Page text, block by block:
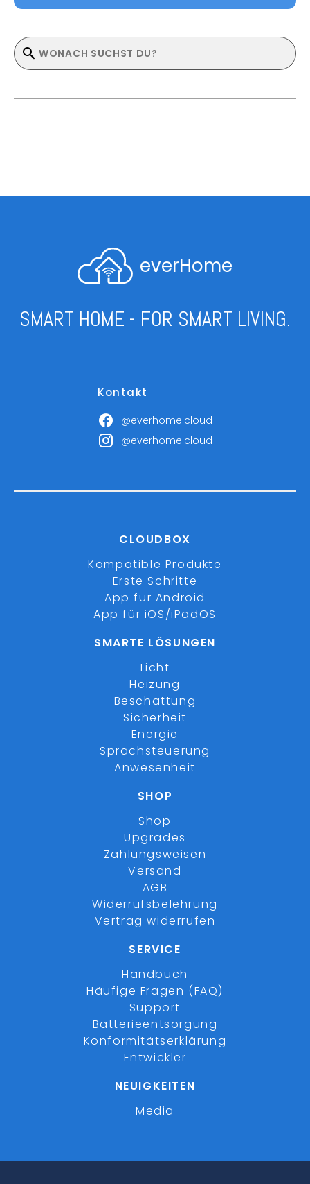
everHome
SMART HOME - FOR SMART LIVING.
Kontakt
@everhome.cloud
@everhome.cloud
CLOUDBOX
Kompatible Produkte
Erste Schritte
App für Android
App für iOS/iPadOS
SMARTE LÖSUNGEN
Licht
Heizung
Beschattung
Sicherheit
Energie
Sprachsteuerung
Anwesenheit
SHOP
Shop
Upgrades
Zahlungsweisen
Versand
AGB
Widerrufsbelehrung
Vertrag widerrufen
SERVICE
Handbuch
Häufige Fragen (FAQ)
Support
Batterieentsorgung
Konformitätserklärung
Entwickler
NEUIGKEITEN
Media